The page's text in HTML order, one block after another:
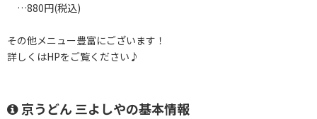
…880円(税込)
その他メニュー豊富にございます！
詳しくはHPをご覧ください♪
京うどん 三よしやの基本情報